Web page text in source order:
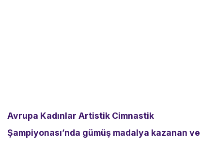
Avrupa Kadınlar Artistik Cimnastik
Şampiyonası’nda gümüş madalya kazanan ve